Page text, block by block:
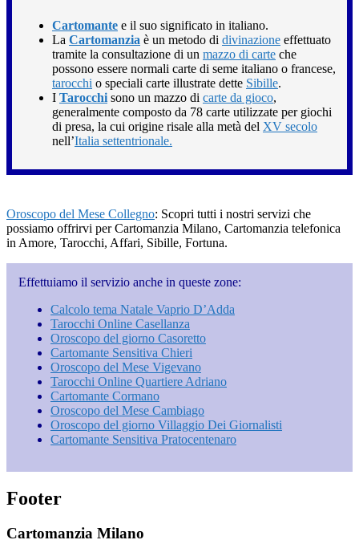
Cartomante e il suo significato in italiano.
La Cartomanzia è un metodo di divinazione effettuato
tramite la consultazione di un mazzo di carte che
possono essere normali carte di seme italiano o francese,
tarocchi o speciali carte illustrate dette Sibille.
I Tarocchi sono un mazzo di carte da gioco,
generalmente composto da 78 carte utilizzate per giochi
di presa, la cui origine risale alla metà del XV secolo
nell’Italia settentrionale.
Oroscopo del Mese Collegno: Scopri tutti i nostri servizi che
possiamo offrirvi per Cartomanzia Milano, Cartomanzia telefonica
in Amore, Tarocchi, Affari, Sibille, Fortuna.
Effettuiamo il servizio anche in queste zone:
Calcolo tema Natale Vaprio D’Adda
Tarocchi Online Casellanza
Oroscopo del giorno Casoretto
Cartomante Sensitiva Chieri
Oroscopo del Mese Vigevano
Tarocchi Online Quartiere Adriano
Cartomante Cormano
Oroscopo del Mese Cambiago
Oroscopo del giorno Villaggio Dei Giornalisti
Cartomante Sensitiva Pratocentenaro
Footer
Cartomanzia Milano